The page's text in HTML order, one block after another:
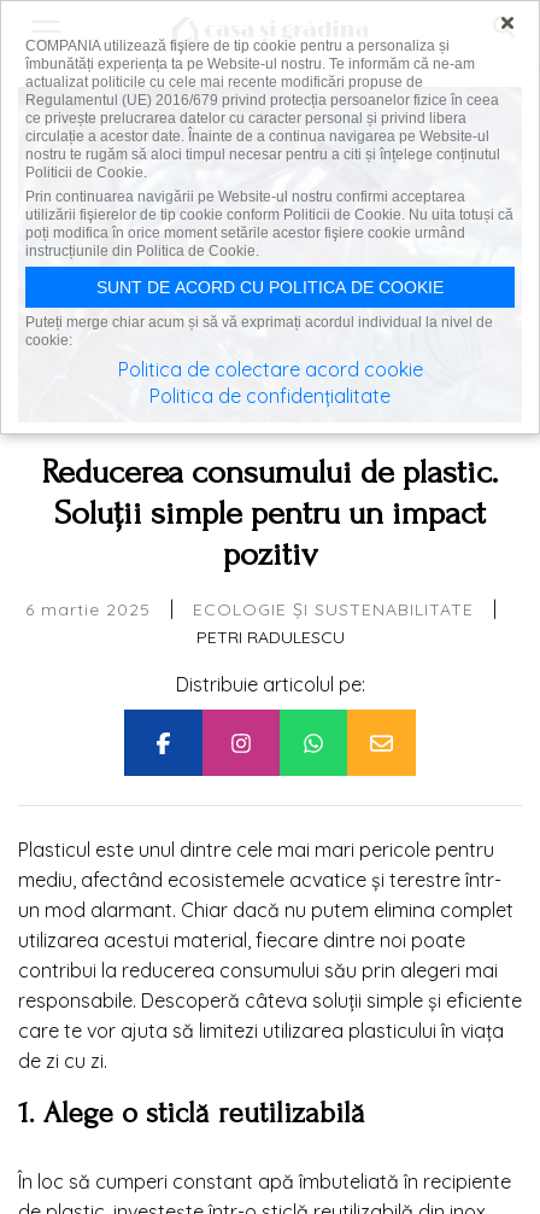
Reducerea consumului de plastic.
Soluții simple pentru un impact
pozitiv
6 martie 2025 ECOLOGIE ȘI SUSTENABILITATE
PETRI RADULESCU
Distribuie articolul pe:
Plasticul este unul dintre cele mai mari pericole pentru
mediu, afectând ecosistemele acvatice și terestre într-
un mod alarmant. Chiar dacă nu putem elimina complet
utilizarea acestui material, fiecare dintre noi poate
contribui la reducerea consumului său prin alegeri mai
responsabile. Descoperă câteva soluții simple și eficiente
care te vor ajuta să limitezi utilizarea plasticului în viața
de zi cu zi.
1. Alege o sticlă reutilizabilă
În loc să cumperi constant apă îmbuteliată în recipiente
×
COMPANIA utilizează fişiere de tip cookie pentru a personaliza și
îmbunătăți experiența ta pe Website-ul nostru. Te informăm că ne-am
actualizat politicile cu cele mai recente modificări propuse de
Regulamentul (UE) 2016/679 privind protecția persoanelor fizice în ceea
ce privește prelucrarea datelor cu caracter personal și privind libera
circulație a acestor date. Înainte de a continua navigarea pe Website-ul
nostru te rugăm să aloci timpul necesar pentru a citi și înțelege conținutul
Politicii de Cookie.
Prin continuarea navigării pe Website-ul nostru confirmi acceptarea
utilizării fişierelor de tip cookie conform Politicii de Cookie. Nu uita totuși că
poți modifica în orice moment setările acestor fişiere cookie urmând
instrucțiunile din Politica de Cookie.
SUNT DE ACORD CU POLITICA DE COOKIE
Puteți merge chiar acum și să vă exprimați acordul individual la nivel de
cookie:
Politica de colectare acord cookie
Politica de confidențialitate